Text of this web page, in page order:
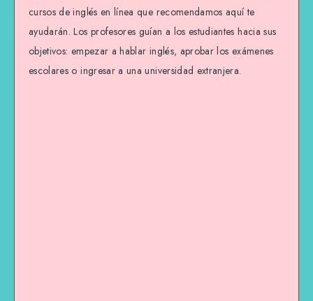
cursos de inglés en línea que recomendamos aquí te
ayudarán. Los profesores guían a los estudiantes hacia sus
objetivos: empezar a hablar inglés, aprobar los exámenes
escolares o ingresar a una universidad extranjera.